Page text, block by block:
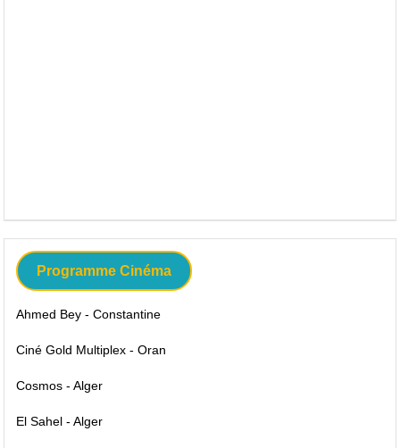
Programme Cinéma
Ahmed Bey - Constantine
Ciné Gold Multiplex - Oran
Cosmos - Alger
El Sahel - Alger